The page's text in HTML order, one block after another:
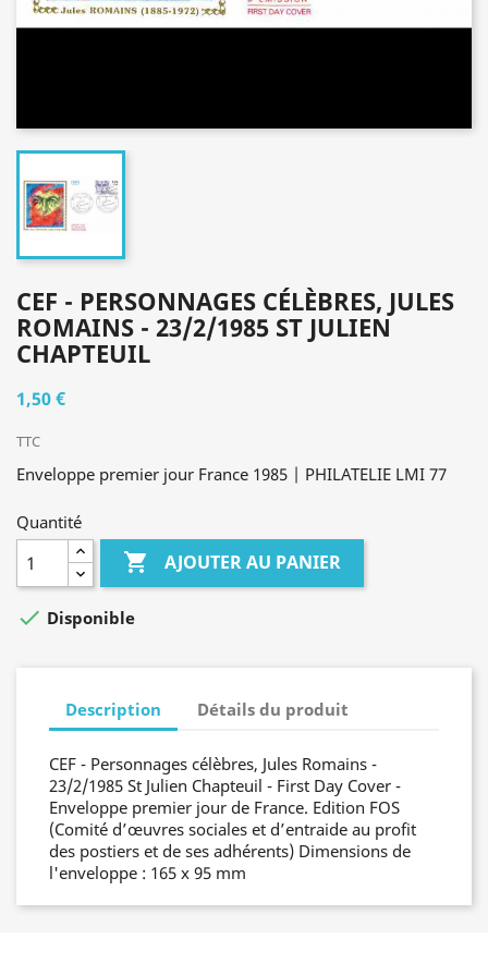
CEF - PERSONNAGES CÉLÈBRES, JULES
ROMAINS - 23/2/1985 ST JULIEN
CHAPTEUIL
1,50 €
TTC
Enveloppe premier jour France 1985 | PHILATELIE LMI 77
Quantité
 AJOUTER AU PANIER
 Disponible
Description Détails du produit
CEF - Personnages célèbres, Jules Romains -
23/2/1985 St Julien Chapteuil - First Day Cover -
Enveloppe premier jour de France. Edition FOS
(Comité d’œuvres sociales et d’entraide au profit
des postiers et de ses adhérents) Dimensions de
l'enveloppe : 165 x 95 mm